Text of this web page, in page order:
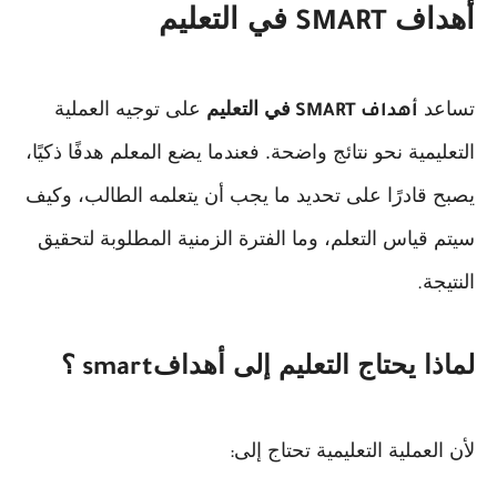
أهداف SMART في التعليم
تساعد أهداف SMART في التعليم على توجيه العملية
التعليمية نحو نتائج واضحة. فعندما يضع المعلم هدفًا ذكيًا،
يصبح قادرًا على تحديد ما يجب أن يتعلمه الطالب، وكيف
سيتم قياس التعلم، وما الفترة الزمنية المطلوبة لتحقيق
النتيجة.
لماذا يحتاج التعليم إلى أهدافsmart ؟
لأن العملية التعليمية تحتاج إلى: